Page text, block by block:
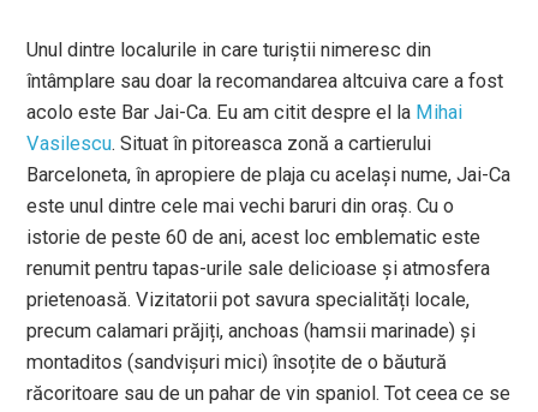
Unul dintre localurile in care turiștii nimeresc din
întâmplare sau doar la recomandarea altcuiva care a fost
acolo este Bar Jai-Ca. Eu am citit despre el la Mihai
Vasilescu. Situat în pitoreasca zonă a cartierului
Barceloneta, în apropiere de plaja cu același nume, Jai-Ca
este unul dintre cele mai vechi baruri din oraș. Cu o
istorie de peste 60 de ani, acest loc emblematic este
renumit pentru tapas-urile sale delicioase și atmosfera
prietenoasă. Vizitatorii pot savura specialități locale,
precum calamari prăjiți, anchoas (hamsii marinade) și
montaditos (sandvișuri mici) însoțite de o băutură
răcoritoare sau de un pahar de vin spaniol. Tot ceea ce se